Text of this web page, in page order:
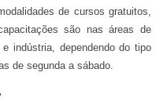
de cursos gratuitos,
são nas áreas de
indústria, dependendo do tipo
de segunda a sábado.
,